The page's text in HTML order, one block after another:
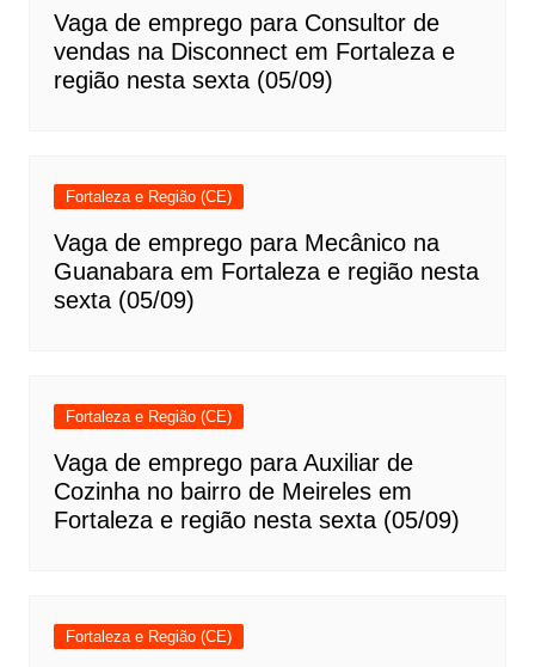
Vaga de emprego para Consultor de
vendas na Disconnect em Fortaleza e
região nesta sexta (05/09)
Fortaleza e Região (CE)
Vaga de emprego para Mecânico na
Guanabara em Fortaleza e região nesta
sexta (05/09)
Fortaleza e Região (CE)
Vaga de emprego para Auxiliar de
Cozinha no bairro de Meireles em
Fortaleza e região nesta sexta (05/09)
Fortaleza e Região (CE)